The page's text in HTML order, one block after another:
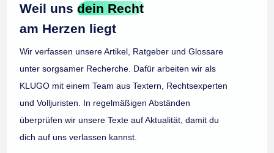
Weil unsdein Recht
am Herzen liegt
Wir verfassen unsere Artikel, Ratgeber und Glossare
unter sorgsamer Recherche. Dafür arbeiten wir als
KLUGO mit einem Team aus Textern, Rechtsexperten
und Volljuristen. In regelmäßigen Abständen
überprüfen wir unsere Texte auf Aktualität, damit du
dich auf uns verlassen kannst.